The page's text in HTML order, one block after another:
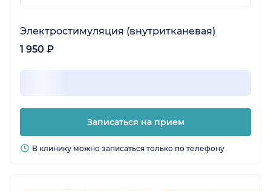
Электростимуляция (внутритканевая)
1 950 ₽
Записаться на прием
В клинику можно записаться только по телефону